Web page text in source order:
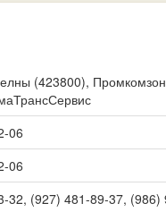
(423800),
06
06
32, (927) 481-89-37, (986)